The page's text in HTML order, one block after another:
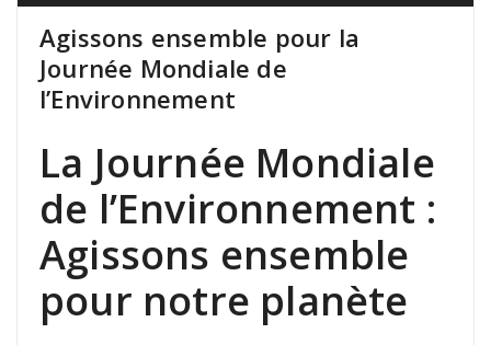
Agissons ensemble pour la
Journée Mondiale de
l’Environnement
La Journée Mondiale
de l’Environnement :
Agissons ensemble
pour notre planète